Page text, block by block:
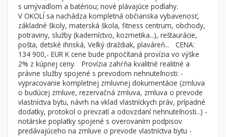
Pozemok
Stavebné pozemky
Bývanie a rekreácia
Priemyselný pozemok
Poľnohospodárske pozemky
Záhrada
Iný poľnohospodársky pozemok
s umývadlom a batériou; nové plávajúce podlahy.
V OKOLÍ sa nachádza kompletná občianska vybavenosť,
základné školy, materská škola, fitness centrum, obchody,
potraviny, služby (kaderníctvo, kozmetika...), reštaurácie,
pošta, detské ihriská, Veľký draždiak, plaváreň... CENA:
134 900,- EUR K cene bude pripočítaná provízia vo výške
2% z kúpnej ceny. Provízia zahŕňa kvalitné realitné a
právne služby spojené s prevodom nehnuteľnosti: -
vypracovanie kompletnej zmluvnej dokumentácie (zmluva
o budúcej zmluve, rezervačná zmluva, zmluva o prevode
vlastníctva bytu, návrh na vklad vlastníckych práv, prípadné
dodatky, protokol o prevzatí a odovzdaní nehnuteľnosti...) -
notárske poplatky spojené s overovaním podpisov
predávajúceho na zmluve o prevode vlastníctva bytu -